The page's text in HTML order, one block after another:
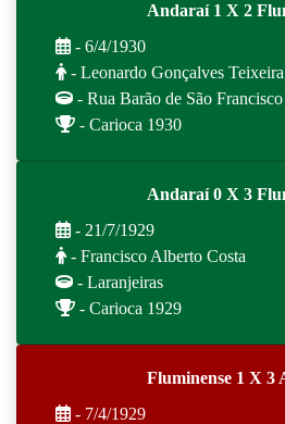
Andaraí 1 X 2
- 6/4/1930
- Leonardo Gonçalves Teixeira
- Rua Barão de São Francisco
- Carioca 1930
Andaraí 0 X 3
- 21/7/1929
- Francisco Alberto Costa
- Laranjeiras
- Carioca 1929
Fluminense 1 X 3
- 7/4/1929